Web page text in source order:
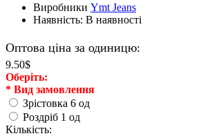
Виробники Ymt Jeans
Наявність: В наявності
Оптова ціна за одиницю:
9.50$
Оберiть:
* Вид замовлення
Зрістовка 6 од
Роздріб 1 од
Кількість: